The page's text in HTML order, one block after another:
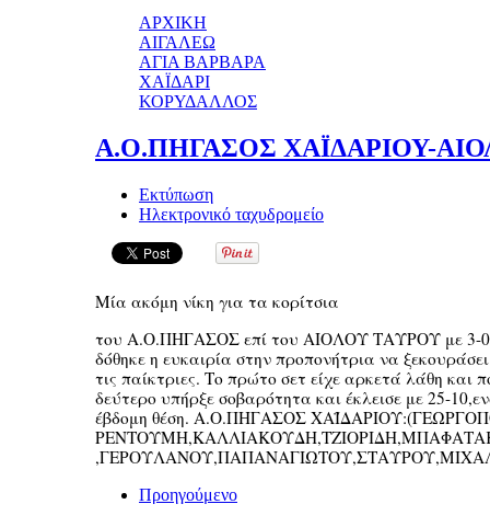
ΑΡΧΙΚΗ
ΑΙΓΑΛΕΩ
ΑΓΙΑ ΒΑΡΒΑΡΑ
ΧΑΪΔΑΡΙ
ΚΟΡΥΔΑΛΛΟΣ
Α.Ο.ΠΗΓΑΣΟΣ ΧΑΪΔΑΡΙΟΥ-
Εκτύπωση
Ηλεκτρονικό ταχυδρομείο
Μία ακόμη νίκη για τα κορίτσια
του Α.Ο.ΠΗΓΑΣΟΣ επί του ΑΙΟΛΟΥ ΤΑΥΡΟΥ με 3-0
δόθηκε η ευκαιρία στην προπονήτρια να
τις παίκτριες. Το πρώτο σετ είχε αρκετά λάθη
δεύτερο υπήρξε σοβαρότητα και έκλεισε με 25-
έβδομη θέση. Α.Ο.ΠΗΓΑΣΟΣ
Προηγούμενο